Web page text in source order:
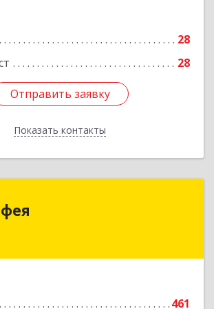
28
28
Отправить заявку
Показать контакты
Отправить заявку
Назад
461
обл, Смоленск г, Раевского